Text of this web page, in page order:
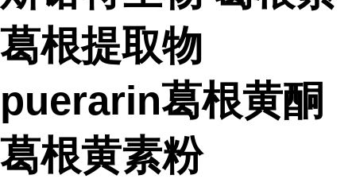
葛根提取物
puerarin葛根黄酮
葛根黄素粉